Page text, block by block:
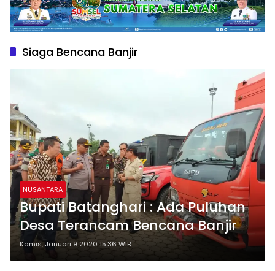
Siaga Bencana Banjir
NUSANTARA
Bupati Batanghari : Ada Puluhan
Desa Terancam Bencana Banjir
Kamis, Januari 9 2020 15:36 WIB